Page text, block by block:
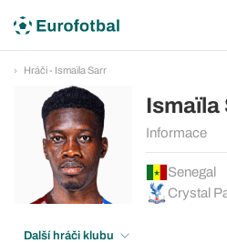
Hráči - Ismaïla Sarr
Ismaïla
Informace
Senegal
Crystal
Další hráči klubu